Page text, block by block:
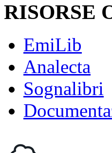
RISORSE
EmiLib
Analecta
Sognalibri